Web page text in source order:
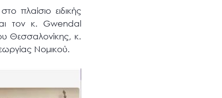
πλαίσιο ειδικής
τον κ. Gwendal
Θεσσαλονίκης, κ.
Νομικού.